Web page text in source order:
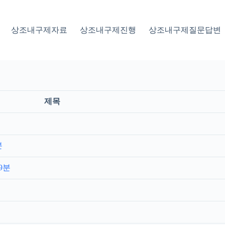
상조내구제자료 상조내구제진행 상조내구제질문답변
제목
분